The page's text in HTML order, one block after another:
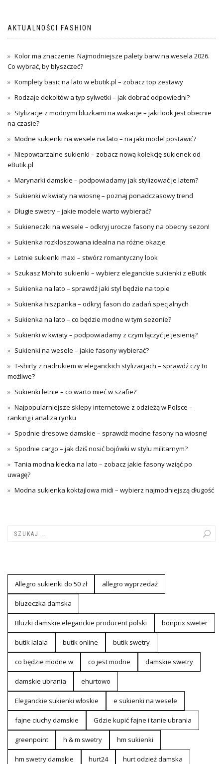
AKTUALNOŚCI FASHION
Kolor ma znaczenie: Najmodniejsze palety barw na wesela 2026.
Co wybrać, by błyszczeć?
Komplety basic na lato w ebutik.pl – zobacz top zestawy
Rodzaje dekoltów a typ sylwetki – jak dobrać odpowiedni?
Stylizacje z modnymi bluzkami na wakacje – jaki look jest obecnie
na czasie?
Modne sukienki na wesele na lato – na jaki model postawić?
Niepowtarzalne sukienki – zobacz nową kolekcję sukienek od
eButik.pl
Marynarki damskie – podpowiadamy jak stylizować je latem?
Sukienki w kwiaty na wiosnę – poznaj ponadczasowy trend
Długie swetry – jakie modele warto wybierać?
Sukieneczki na wesele – odkryj urocze fasony na obecny sezon!
Sukienka rozkloszowana idealna na różne okazje
Letnie sukienki maxi – stwórz romantyczny look
Szukasz Mohito sukienki – wybierz eleganckie sukienki z eButik
Sukienka na lato – sprawdź jaki styl będzie na topie
Sukienka hiszpanka – odkryj fason do zadań specjalnych
Sukienka na lato – co będzie modne w tym sezonie?
Sukienki w kwiaty – podpowiadamy z czym łączyć je jesienią?
Sukienki na wesele – jakie fasony wybierać?
T-shirty z nadrukiem w eleganckich stylizacjach – sprawdź czy to
możliwe?
Sukienki letnie – co warto mieć w szafie?
Najpopularniejsze sklepy internetowe z odzieżą w Polsce –
ranking i analiza rynku
Spodnie dresowe damskie – sprawdź modne fasony na wiosnę!
Spodnie cargo – jak dziś nosić bojówki w stylu militarnym?
Tania modna kiecka na lato – zobacz jakie fasony wziąć po
uwagę?
Modna sukienka koktajlowa midi – wybierz najmodniejszą długość
Allegro sukienki do 50 zł allegro wyprzedaż
bluzeczka damska
Bluzki damskie eleganckie producent polski bonprix sweter
butik lalala butik online butik swetry
co będzie modne w co jest modne damskie swetry
damskie ubrania ehurtowo
Eleganckie sukienki włoskie e sukienki na wesele
fajne ciuchy damskie Gdzie kupić fajne i tanie ubrania
greenpoint h & m swetry hm sukienki
hm swetry damskie hurt24 hurt odzież damska